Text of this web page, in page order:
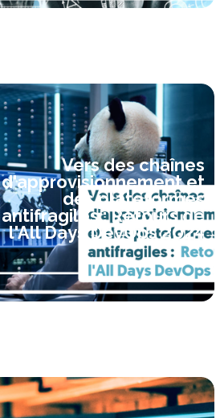
Vers des chaînes
d'approvisionnement et
des plateformes
antifragiles : Retours de
l'All Days DevOps 2024